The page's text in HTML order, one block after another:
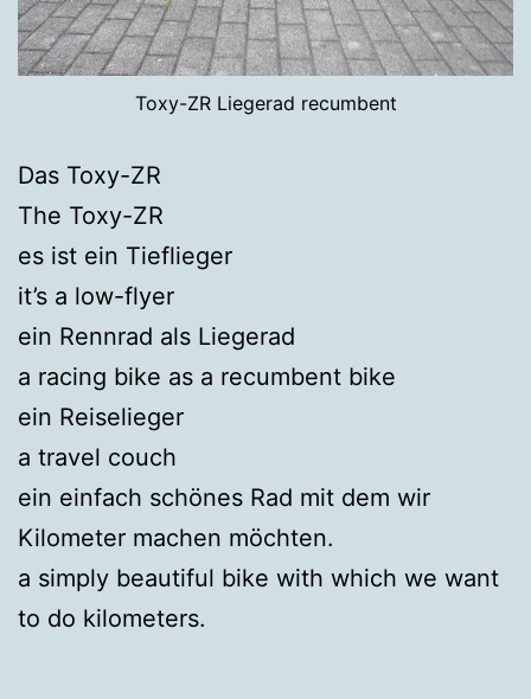
Toxy-ZR Liegerad recumbent
Das Toxy-ZR
The Toxy-ZR
es ist ein Tieflieger
it’s a low-flyer
ein Rennrad als Liegerad
a racing bike as a recumbent bike
ein Reiselieger
a travel couch
ein einfach schönes Rad mit dem wir
Kilometer machen möchten.
a simply beautiful bike with which we want
to do kilometers.